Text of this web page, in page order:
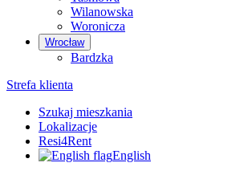
Wilanowska
Woronicza
Wrocław
Bardzka
Strefa klienta
Szukaj mieszkania
Lokalizacje
Resi4Rent
English